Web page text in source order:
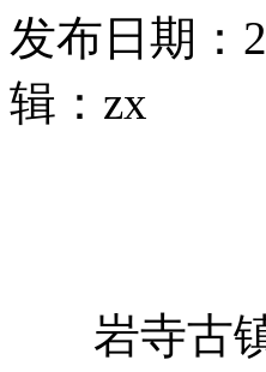
发布日期：
辑：zx
岩寺古镇